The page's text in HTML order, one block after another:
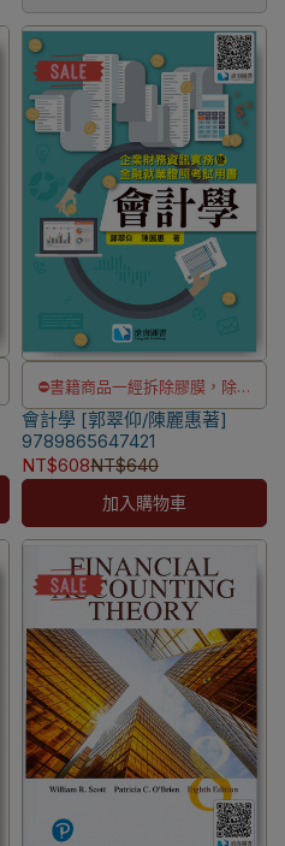
⛔書籍商品一經拆除膠膜，除非
瑕疵換書不提供退貨與退款
✅訂購數量5本以上另有優惠，請
洽LINE客服訂購
會計學 [郭翠仰/陳麗惠著]
9789865647421
NT$608NT$640
加入購物車